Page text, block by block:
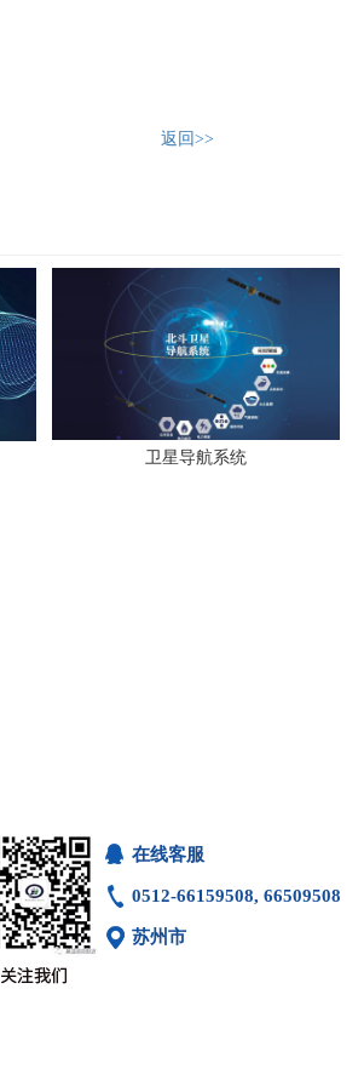
返回>>
卫星导航系统
在线客服
0512-66159508, 66509508
苏州市